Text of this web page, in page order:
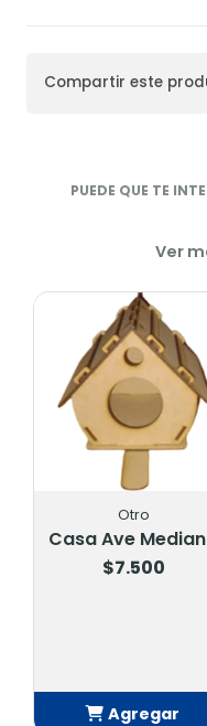
Compartir este
PUEDE QUE TE
Ver
Otro
Casa Ave
$7.500
Agregar